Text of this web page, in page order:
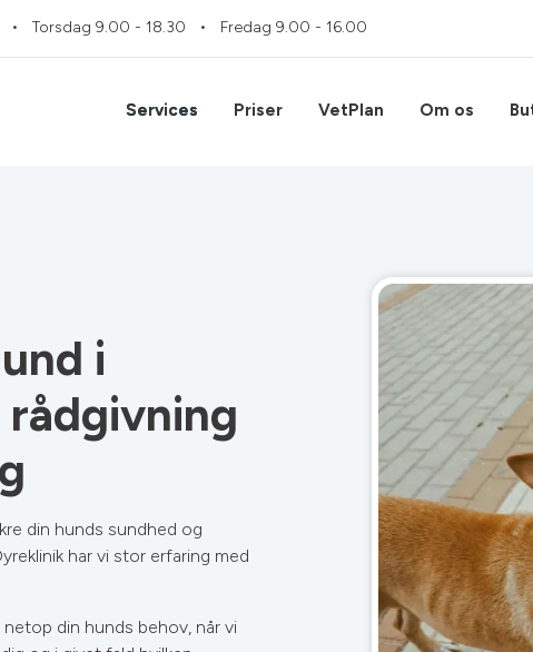
Torsdag 9.00 - 18.30 Fredag 9.00 - 16.00
Services Priser VetPlan Om os
i
rådgivning
din hunds sundhed og
har vi stor erfaring med
din hunds behov, når vi